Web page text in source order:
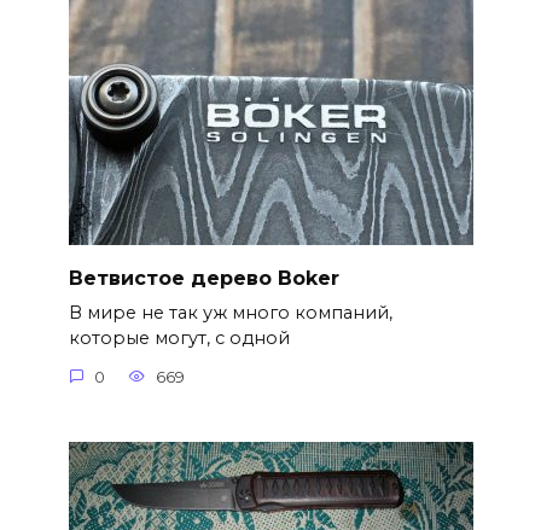
Ветвистое дерево Boker
В мире не так уж много компаний,
которые могут, с одной
0 669